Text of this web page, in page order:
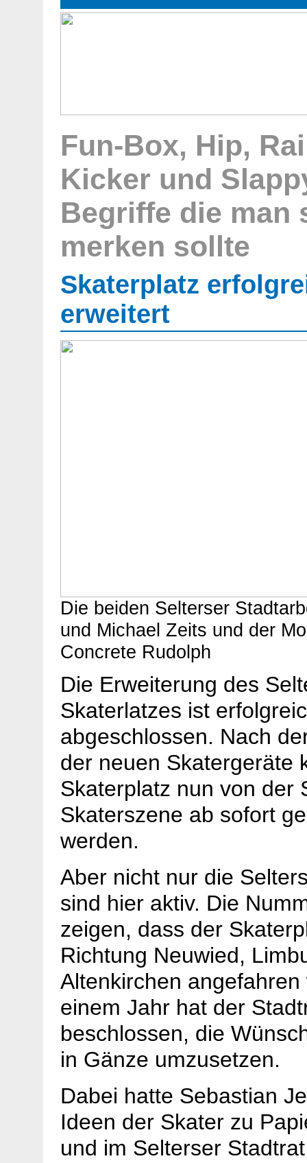
Fun-Box, Hip,
Kicker und
Begriffe die man
merken sollte
Skaterplatz
erweitert
Die beiden Selterser
und Michael Zeits und der
Concrete Rudolph
Die Erweiterung des
Skaterlatzes ist
abgeschlossen. Nach
der neuen Skatergeräte
Skaterplatz nun von der
Skaterszene ab sofort
werden.
Aber nicht nur die
sind hier aktiv. Die
zeigen, dass der
Richtung Neuwied,
Altenkirchen angefahren
einem Jahr hat der
beschlossen, die
in Gänze umzusetzen.
Dabei hatte Sebastian
Ideen der Skater zu
und im Selterser